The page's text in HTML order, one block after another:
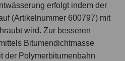
erfolgt indem der
(Artikelnummer 600797) mit
wird. Zur besseren
Bitumendichtmasse
der Polymerbitumenbahn